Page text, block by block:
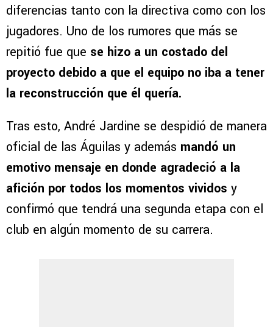
diferencias tanto con la directiva como con los
jugadores. Uno de los rumores que más se
repitió fue que se hizo a un costado del
proyecto debido a que el equipo no iba a tener
la reconstrucción que él quería.
Tras esto, André Jardine se despidió de manera
oficial de las Águilas y además mandó un
emotivo mensaje en donde agradeció a la
afición por todos los momentos vividos y
confirmó que tendrá una segunda etapa con el
club en algún momento de su carrera.